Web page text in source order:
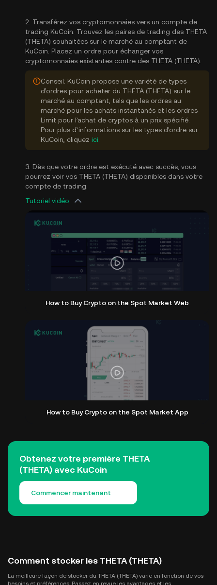
2. Transférez vos cryptomonnaies vers un compte de
trading KuCoin. Trouvez les paires de trading des THETA
(THETA) souhaitées sur le marché au comptant de
KuCoin. Placez un ordre pour échanger vos
cryptomonnaies existantes contre des THETA (THETA).
Conseil: KuCoin propose une variété de types
d’ordres pour acheter du THETA (THETA) sur le
marché au comptant, tels que les ordres au
marché pour les achats instantanés et les ordres
Limit pour l’achat de cryptos à un prix spécifié.
Pour plus d’informations sur les types d'ordre sur
KuCoin, cliquez ici
3. Dès que votre ordre est exécuté avec succès, vous
pourrez voir vos THETA (THETA) disponibles dans votre
compte de trading.
Tutoriel vidéo
How to Buy Crypto on the Spot Market Web
How to Buy Crypto on the Spot Market App
Obtenez votre première THETA
(THETA) avec KuCoin
Commencer maintenant
Comment stocker les THETA (THETA)
La meilleure façon de stocker du THETA (THETA) varie en fonction de vos
besoins et préférences. Passez en revue les avantages et les